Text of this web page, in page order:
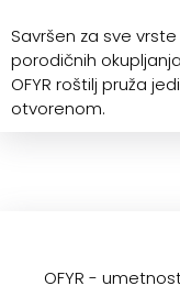
Savršen za sve
porodičnih
OFYR roštilj pruža
otvorenom.
OFYR -